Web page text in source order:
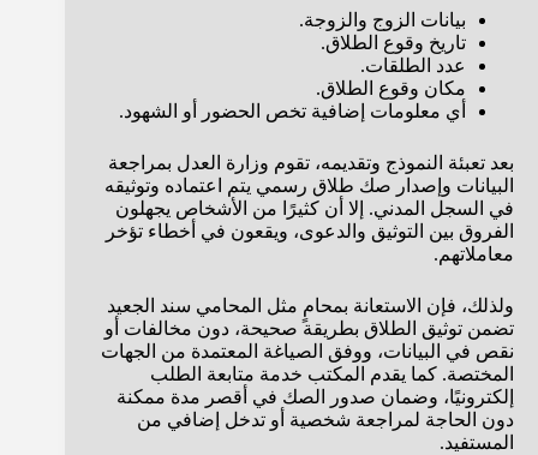
بيانات الزوج والزوجة.
تاريخ وقوع الطلاق.
عدد الطلقات.
مكان وقوع الطلاق.
أي معلومات إضافية تخص الحضور أو الشهود.
بعد تعبئة النموذج وتقديمه، تقوم وزارة العدل بمراجعة
البيانات وإصدار صك طلاق رسمي يتم اعتماده وتوثيقه
في السجل المدني. إلا أن كثيرًا من الأشخاص يجهلون
الفروق بين التوثيق والدعوى، ويقعون في أخطاء تؤخر
معاملاتهم.
ولذلك، فإن الاستعانة بمحامٍ مثل المحامي سند الجعيد
تضمن توثيق الطلاق بطريقة صحيحة، دون مخالفات أو
نقص في البيانات، ووفق الصياغة المعتمدة من الجهات
المختصة. كما يقدم المكتب خدمة متابعة الطلب
إلكترونيًا، وضمان صدور الصك في أقصر مدة ممكنة
دون الحاجة لمراجعة شخصية أو تدخل إضافي من
المستفيد.